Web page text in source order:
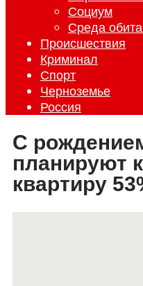
Социум
Среда
Происшествия
Криминал
Спорт
Черноземье
Россия
С
планируют
квартиру